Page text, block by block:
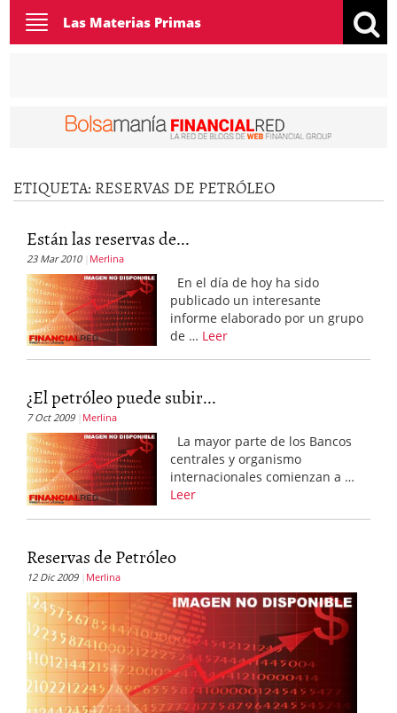
Toggle
navigation
Las Materias Primas
ETIQUETA: RESERVAS DE PETRÓLEO
Están las reservas de...
23 Mar 2010 Merlina
En el día de hoy ha sido
publicado un interesante
informe elaborado por un grupo
de … Leer
¿El petróleo puede subir...
7 Oct 2009 Merlina
La mayor parte de los Bancos
centrales y organismo
internacionales comienzan a …
Leer
Reservas de Petróleo
12 Dic 2009 Merlina